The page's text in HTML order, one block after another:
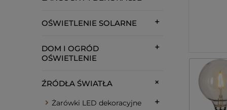
OŚWIETLENIE SOLARNE
DOM I OGRÓD
OŚWIETLENIE
ŹRÓDŁA ŚWIATŁA
Żarówki LED dekoracyjne